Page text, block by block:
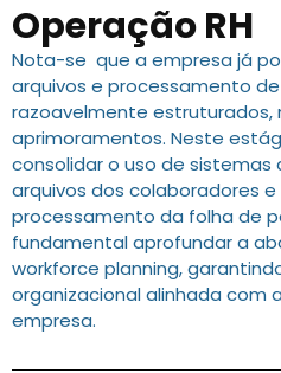
Operação RH
Nota-se que a empresa já
arquivos e processamento
razoavelmente estruturados,
aprimoramentos. Neste
consolidar o uso de sistemas
arquivos dos colaboradores
processamento da folha de
fundamental aprofundar a
workforce planning,
organizacional alinhada com
empresa.